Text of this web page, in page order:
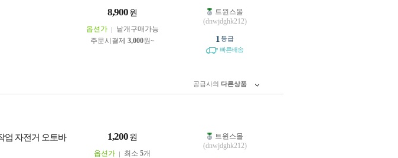
8,900 원
옵션가
낱개구매가능
주문시결제 3,000원~
트윈스몰
(dnwjdghk212)
1 등급
빠른배송
공급사의 다른상품
업 자전거 오토바
1,200 원
옵션가 최소 5개
트윈스몰
(dnwjdghk212)